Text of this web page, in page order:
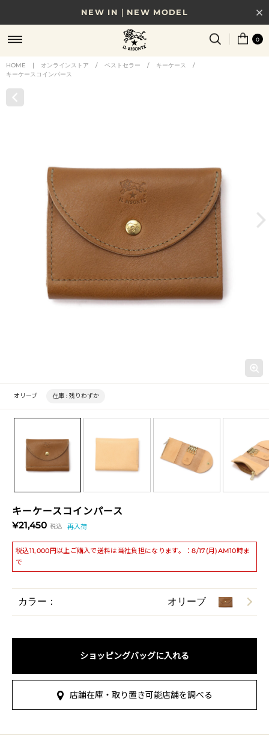
NEW IN｜NEW MODEL
8/17(月)10時まで｜税込11,000円以上で送料無料
贈る相手やシーンから選べる、新しいギフトガイド
0
HOME | オンラインストア / ベストセラー / キーケース
/
キーケースコインパース
キーケースコインパース
¥21,450 税込 再入荷
税込11,000円以上ご購入で送料は当社負担になります。：8/17(月)AM10時ま
で
オリーブ 在庫 : 残りわずか
カラー： オリーブ
ショッピングバッグに入れる
店舗在庫・取り置き可能店舗を調べる